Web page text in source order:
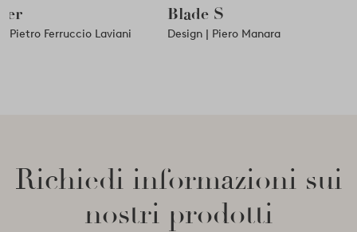
Blade S
Design | Piero Manara
Creek
Design | ARXX Studio
Richiedi informazioni sui
nostri prodotti